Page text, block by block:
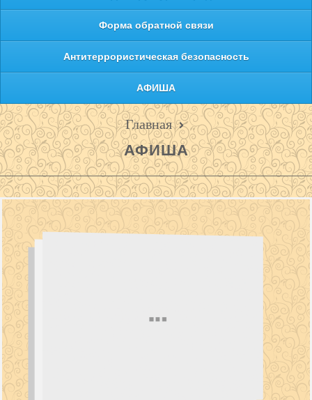
Форма обратной связи
Антитеррористическая безопасность
АФИША
Главная
АФИША